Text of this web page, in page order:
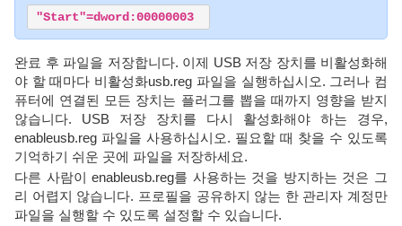
"Start"=dword:00000003
완료 후 파일을 저장합니다. 이제 USB 저장 장치를 비활성화해
야 할 때마다 비활성화usb.reg 파일을 실행하십시오. 그러나 컴
퓨터에 연결된 모든 장치는 플러그를 뽑을 때까지 영향을 받지
않습니다. USB 저장 장치를 다시 활성화해야 하는 경우,
enableusb.reg 파일을 사용하십시오. 필요할 때 찾을 수 있도록
기억하기 쉬운 곳에 파일을 저장하세요.
다른 사람이 enableusb.reg를 사용하는 것을 방지하는 것은 그
리 어렵지 않습니다. 프로필을 공유하지 않는 한 관리자 계정만
파일을 실행할 수 있도록 설정할 수 있습니다.